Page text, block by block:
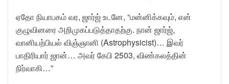
ஏதோ நியாபகம் வர, ஜார்ஜ் உடனே, “மன்னிக்கவும், என்
குழுவினரை அறிமுகப்படுத்தாதற்கு. நான் ஜார்ஜ்,
வானியற்பியல் விஞ்ஞானி (Astrophysicist)… இவர்
பாதிரியார் ஜான்… அவர் கேபி 2503, விண்கலத்தின்
நிர்வாகி…”